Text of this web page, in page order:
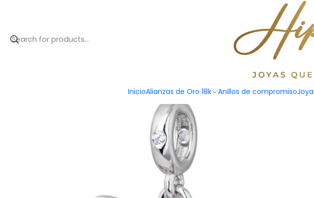
InicioAlianzas de Oro 18k Anillos de compromiso